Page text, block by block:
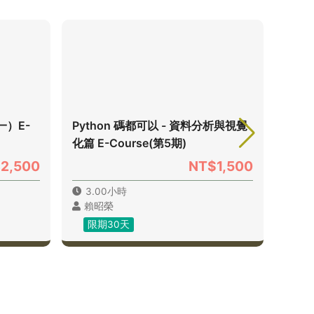
）E-
Python 碼都可以 - 資料分析與視覺
化篇 E-Course(第5期)
NT$1,500
3.00小時
賴昭榮
限期30天